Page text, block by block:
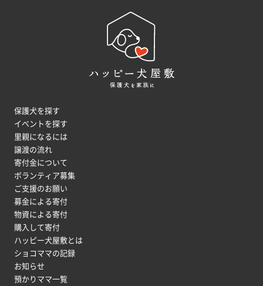
保護犬を探す
イベントを探す
里親になるには
譲渡の流れ
寄付金について
ボランティア募集
ご支援のお願い
募金による寄付
物資による寄付
購入して寄付
ハッピー犬屋敷とは
ショコママの記録
お知らせ
預かりママ一覧